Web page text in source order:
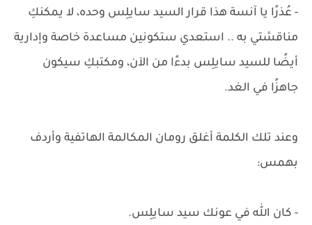
- عُذرًا يا آنسة هذا قرار السيد سايلِس وحده، لا يمكنكِ
مناقشتي به .. استعدي ستكونين مساعدة خاصة وإدارية
أيضًا للسيد سايلِس بدءًا من الآن، ومكتبكِ سيكون
جاهزًا في الغد.
وعند تلك الكلمة أغلق رومان المكالمة الهاتفية وأردف
بهمس:
- كان الله في عونك سيد سايلِس.